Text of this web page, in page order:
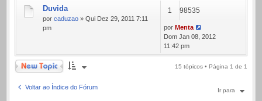
Duvida
por caduzao » Qui Dez 29, 2011 7:11
pm
1 98535
por Menta
Dom Jan 08, 2012
11:42 pm
Novo Tópico 15 tópicos • Página 1 de 1
Voltar ao Índice do Fórum Ir para